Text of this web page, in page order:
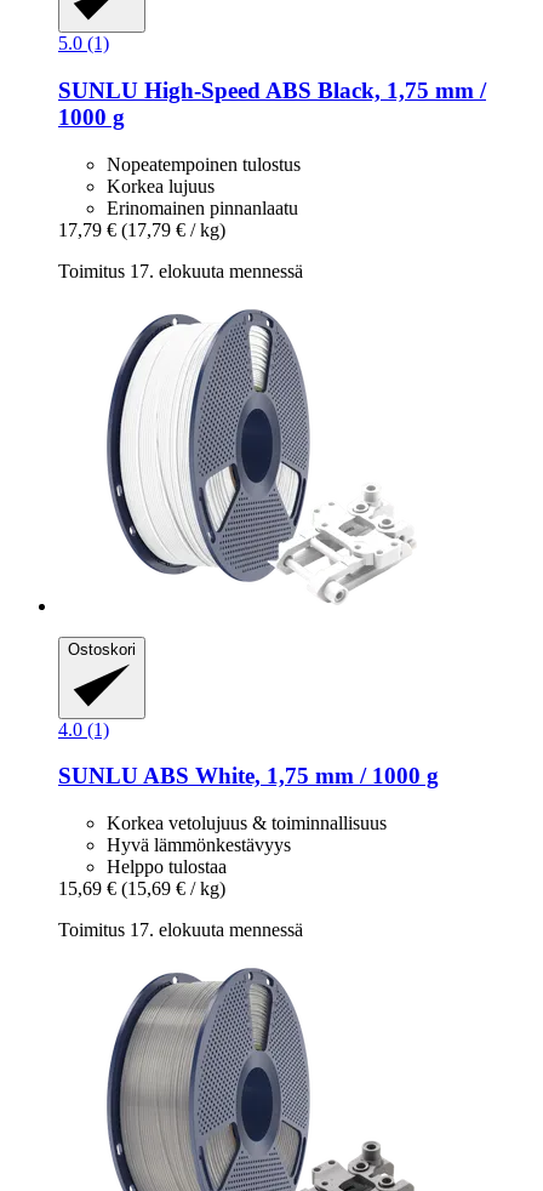
5.0 (1)
SUNLU High-​Speed ABS Black, 1,75 mm /
1000 g
Nopeatempoinen tulostus
Korkea lujuus
Erinomainen pinnanlaatu
17,79 € (17,79 € / kg)
Toimitus 17. elokuuta mennessä
Ostoskori
4.0 (1)
SUNLUABS White, 1,75 mm / 1000 g
Korkea vetolujuus & toiminnallisuus
Hyvä lämmönkestävyys
Helppo tulostaa
15,69 € (15,69 € / kg)
Toimitus 17. elokuuta mennessä